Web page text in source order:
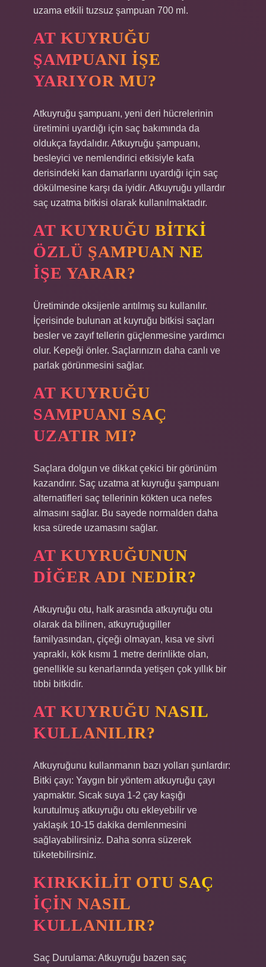
uzama etkili tuzsuz şampuan 700 ml.
AT KUYRUĞU
ŞAMPUANI IŞE
YARIYOR MU?
Atkuyruğu şampuanı, yeni deri hücrelerinin
üretimini uyardığı için saç bakımında da
oldukça faydalıdır. Atkuyruğu şampuanı,
besleyici ve nemlendirici etkisiyle kafa
derisindeki kan damarlarını uyardığı için saç
dökülmesine karşı da iyidir. Atkuyruğu yıllardır
saç uzatma bitkisi olarak kullanılmaktadır.
AT KUYRUĞU BITKI
ÖZLÜ ŞAMPUAN NE
IŞE YARAR?
Üretiminde oksijenle arıtılmış su kullanılır.
İçerisinde bulunan at kuyruğu bitkisi saçları
besler ve zayıf tellerin güçlenmesine yardımcı
olur. Kepeği önler. Saçlarınızın daha canlı ve
parlak görünmesini sağlar.
AT KUYRUĞU
SAMPUANI SAÇ
UZATIR MI?
Saçlara dolgun ve dikkat çekici bir görünüm
kazandırır. Saç uzatma at kuyruğu şampuanı
alternatifleri saç tellerinin kökten uca nefes
almasını sağlar. Bu sayede normalden daha
kısa sürede uzamasını sağlar.
AT KUYRUĞUNUN
DIĞER ADI NEDIR?
Atkuyruğu otu, halk arasında atkuyruğu otu
olarak da bilinen, atkuyruğugiller
familyasından, çiçeği olmayan, kısa ve sivri
yapraklı, kök kısmı 1 metre derinlikte olan,
genellikle su kenarlarında yetişen çok yıllık bir
tıbbi bitkidir.
AT KUYRUĞU NASIL
KULLANILIR?
Atkuyruğunu kullanmanın bazı yolları şunlardır:
Bitki çayı: Yaygın bir yöntem atkuyruğu çayı
yapmaktır. Sıcak suya 1-2 çay kaşığı
kurutulmuş atkuyruğu otu ekleyebilir ve
yaklaşık 10-15 dakika demlenmesini
sağlayabilirsiniz. Daha sonra süzerek
tüketebilirsiniz.
KIRKKILIT OTU SAÇ
IÇIN NASIL
KULLANILIR?
Saç Durulama: Atkuyruğu bazen saç